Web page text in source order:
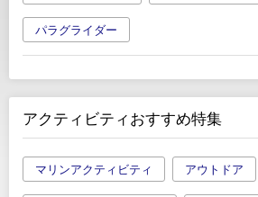
パラグライダー
アクティビティおすすめ特集
マリンアクティビティ アウトドア